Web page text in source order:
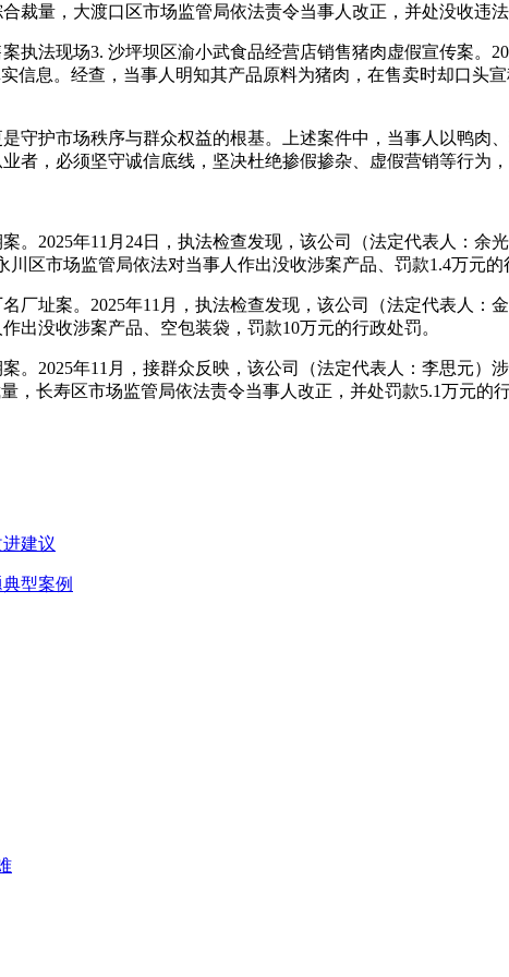
裁量，大渡口区市场监管局依法责令当事人改正，并处没收违法
执法现场3. 沙坪坝区渝小武食品经营店销售猪肉虚假宣传案。
信息。经查，当事人明知其产品原料为猪肉，在售卖时却口头
守护市场秩序与群众权益的根基。上述案件中，当事人以鸭肉
者，必须坚守诚信底线，坚决杜绝掺假掺杂、虚假营销等行为
。2025年11月24日，执法检查发现，该公司（法定代表人：余
区市场监管局依法对当事人作出没收涉案产品、罚款1.4万元的
厂址案。2025年11月，执法检查发现，该公司（法定代表人
出没收涉案产品、空包装袋，罚款10万元的行政处罚。
。2025年11月，接群众反映，该公司（法定代表人：李思元）
，长寿区市场监管局依法责令当事人改正，并处罚款5.1万元的行
建议
型案例